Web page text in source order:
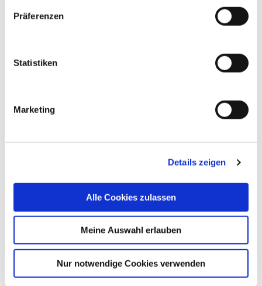
Präferenzen
Statistiken
Marketing
Details zeigen
Alle Cookies zulassen
Meine Auswahl erlauben
Nur notwendige Cookies verwenden
nun?
Sehnen und Bänder aufeinander. Deshalb
Schmerzen auf, kann das schnell den
häufig zu Bescherden? Woher kommen
die Schmerzen eigentlich und wann ist
Antworten auf diese und viele weiteren
Fragen wissen Chefarzt Priv.-Doz. Dr. med.
Thomas Randau, Oberarzt Dr. med. Volker
Gelenkerhaltende Chirurgie, sowie das Team
der Klinik für Orthopädie, Spezielle
orthopädische Chirurgie und Sportmedizin im